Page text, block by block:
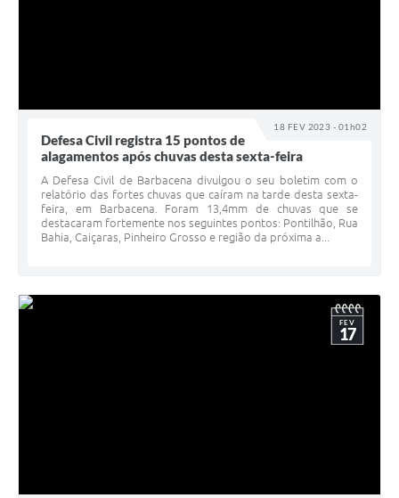
18 FEV 2023 - 01h02
Defesa Civil registra 15 pontos de
alagamentos após chuvas desta sexta-feira
A Defesa Civil de Barbacena divulgou o seu boletim com o
relatório das fortes chuvas que caíram na tarde desta sexta-
feira, em Barbacena. Foram 13,4mm de chuvas que se
destacaram fortemente nos seguintes pontos: Pontilhão, Rua
Bahia, Caiçaras, Pinheiro Grosso e região da próxima a...
FEV
17